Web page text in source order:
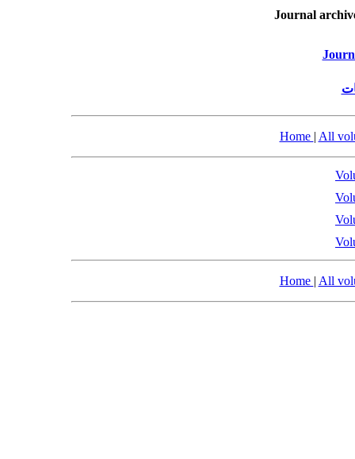
Journal
Home | All
Home | All